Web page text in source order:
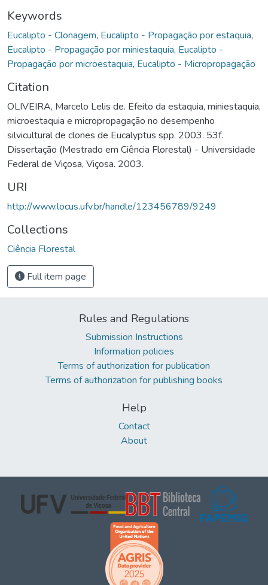
Keywords
Eucalipto - Clonagem, Eucalipto - Propagação por estaquia,
Eucalipto - Propagação por miniestaquia, Eucalipto -
Propagação por microestaquia, Eucalipto - Micropropagação
Citation
OLIVEIRA, Marcelo Lelis de. Efeito da estaquia, miniestaquia,
microestaquia e micropropagação no desempenho
silvicultural de clones de Eucalyptus spp. 2003. 53f.
Dissertação (Mestrado em Ciência Florestal) - Universidade
Federal de Viçosa, Viçosa. 2003.
URI
http://www.locus.ufv.br/handle/123456789/9249
Collections
Ciência Florestal
Full item page
Rules and Regulations
Submission Instructions
Information policies
Terms of authorization for publication
Terms of authorization for publishing books
Help
Contact
About